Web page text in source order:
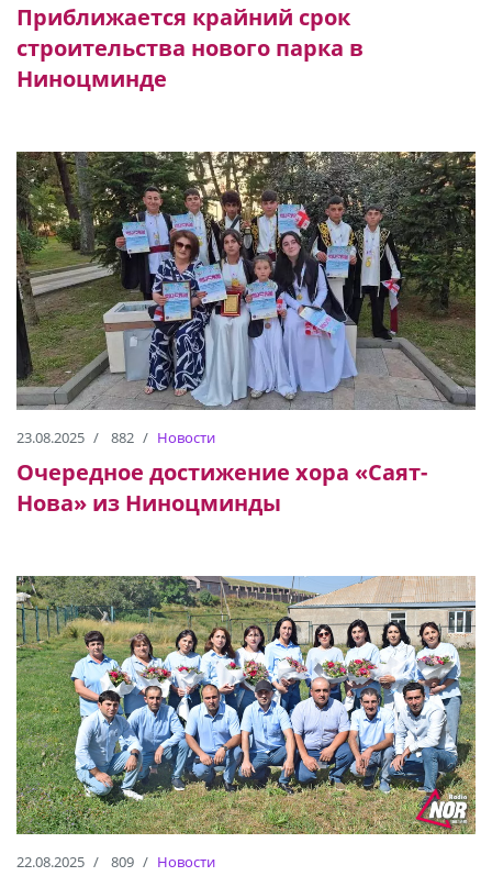
Приближается крайний срок
строительства нового парка в
Ниноцминде
23.08.2025 882 Новости
Очередное достижение хора «Саят-
Нова» из Ниноцминды
22.08.2025 809 Новости